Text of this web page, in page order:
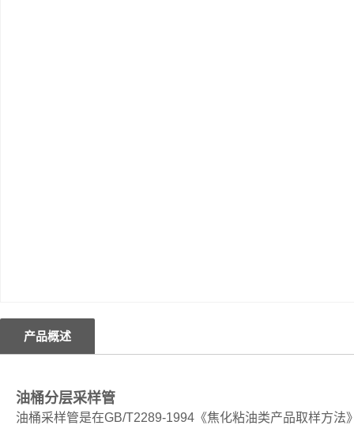
产品概述
油桶分层采样管
油桶采样管是在GB/T2289-1994《焦化粘油类产品取样方